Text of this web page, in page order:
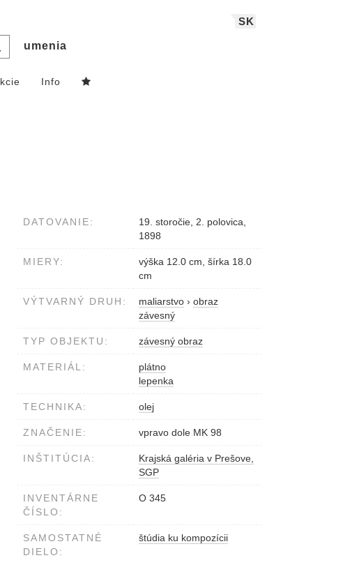
SK
umenia
Info
DATOVANIE:
19. storočie, 2. polovica,
1898
MIERY:
výška 12.0 cm, šírka 18.0
cm
VÝTVARNÝ DRUH: maliarstvo › obraz
závesný
TYP OBJEKTU: závesný obraz
MATERIÁL:
plátno
lepenka
TECHNIKA: olej
ZNAČENIE: vpravo dole MK 98
INŠTITÚCIA:
Krajská galéria v Prešove,
SGP
INVENTÁRNE
ČÍSLO:
O 345
SAMOSTATNÉ
DIELO:
štúdia ku kompozícii